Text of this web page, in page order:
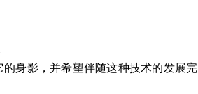
身影，并希望伴随这种技术的发展完